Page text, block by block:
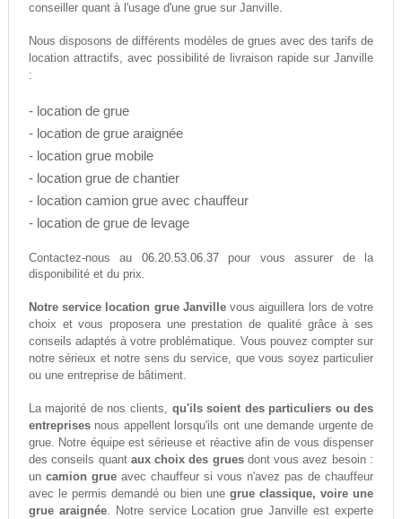
conseiller quant à l'usage d'une grue sur Janville.
Nous disposons de différents modèles de grues avec des tarifs de
location attractifs, avec possibilité de livraison rapide sur Janville
:
- location de grue
- location de grue araignée
- location grue mobile
- location grue de chantier
- location camion grue avec chauffeur
- location de grue de levage
Contactez-nous au 06.20.53.06.37pour vous assurer de la
disponibilité et du prix.
Notre service location grue Janvillevous aiguillera lors de votre
choix et vous proposera une prestation de qualité grâce à ses
conseils adaptés à votre problématique. Vous pouvez compter sur
notre sérieux et notre sens du service, que vous soyez particulier
ou une entreprise de bâtiment.
La majorité de nos clients, qu'ils soient des particuliers ou des
entreprisesnous appellent lorsqu'ils ont une demande urgente de
grue. Notre équipe est sérieuse et réactive afin de vous dispenser
des conseils quant aux choix des gruesdont vous avez besoin :
un camion grueavec chauffeur si vous n'avez pas de chauffeur
avec le permis demandé ou bien unegrue classique, voire une
grue araignée. Notre service Location grue Janville est experte